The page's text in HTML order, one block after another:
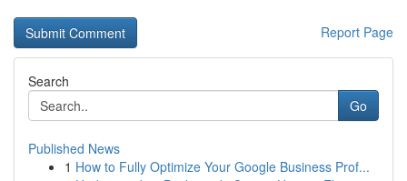
Report Page
Search
Go
Published News
1 How to Fully Optimize Your Google Business Prof...